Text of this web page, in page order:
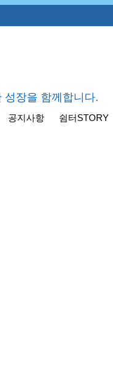
성장을 함께합니다.
공지사항 쉼터STORY